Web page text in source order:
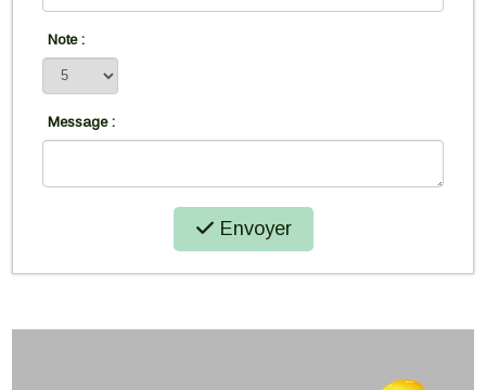
Note :
Message :
Envoyer